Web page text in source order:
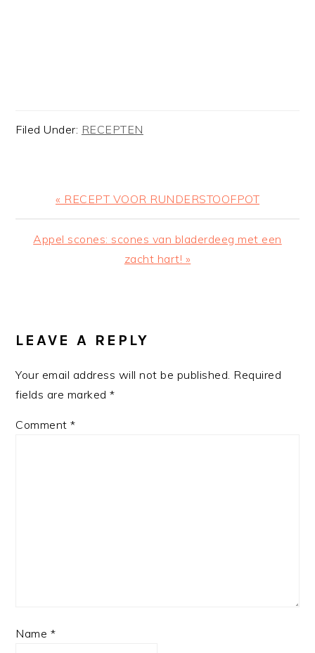
Filed Under: RECEPTEN
Previous
Post:
« RECEPT VOOR RUNDERSTOOFPOT
Next
Appel scones: scones van bladerdeeg met een
zacht hart! »
INTERACTIONS
LEAVE A REPLY
Your email address will not be published. Required
fields are marked*
Comment*
Name *